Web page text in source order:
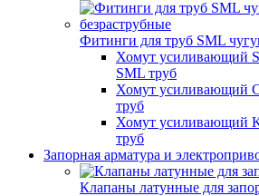
Фитинги для труб SML
Хомут усиливающий
SML труб
Хомут усиливающий
труб
Хомут усиливающий
труб
Запорная арматура и
Клапаны латунные для